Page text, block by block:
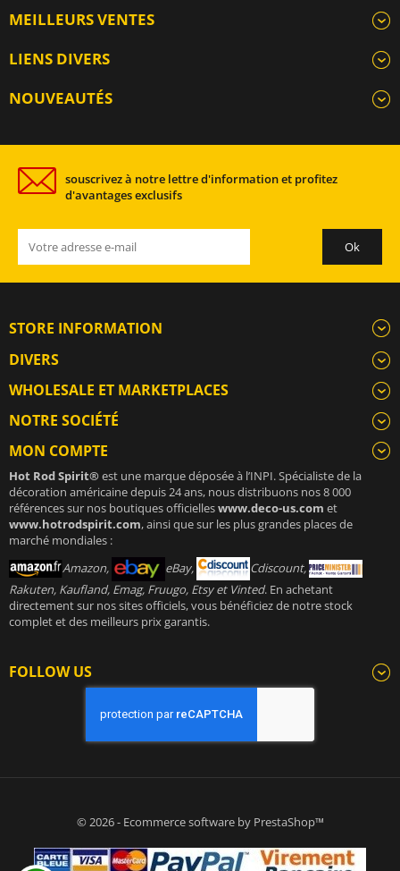
MEILLEURS VENTES
LIENS DIVERS
NOUVEAUTÉS
souscrivez à notre lettre d'information et profitez
d'avantages exclusifs
STORE INFORMATION
DIVERS
WHOLESALE ET MARKETPLACES
NOTRE SOCIÉTÉ
MON COMPTE
Hot Rod Spirit®est une marque déposée à l’INPI. Spécialiste de la
décoration américaine depuis 24 ans, nous distribuons nos 8 000
références sur nos boutiques officielleswww.deco-us.com et
www.hotrodspirit.com, ainsi que sur les plus grandes places de
marché mondiales :
Amazon,
eBay,
Cdiscount,
Rakuten, Kaufland, Emag, Fruugo, Etsy et Vinted. En achetant
directement sur nos sites officiels, vous bénéficiez de notre stock
complet et des meilleurs prix garantis.
FOLLOW US
© 2026 - Ecommerce software by PrestaShop™